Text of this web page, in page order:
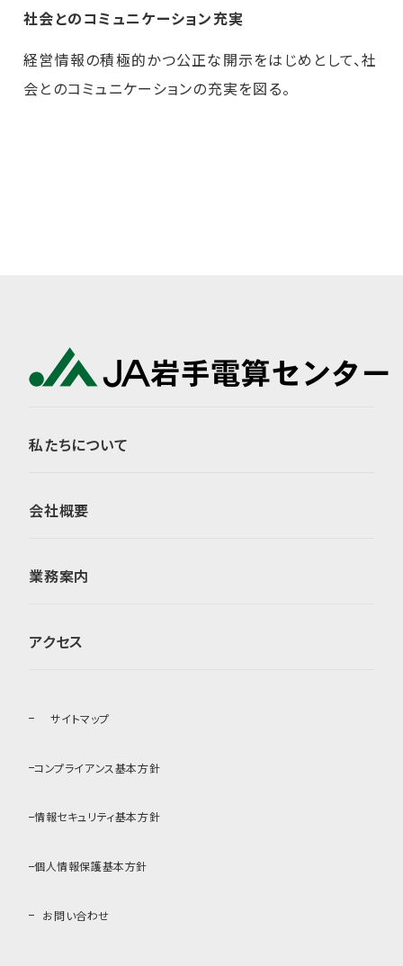
社会とのコミュニケーション充実
経営情報の積極的かつ公正な開示をはじめとして、社
会とのコミュニケーションの充実を図る。
私たちについて
会社概要
業務案内
アクセス
サイトマップ
コンプライアンス基本方針
情報セキュリティ基本方針
個人情報保護基本方針
お問い合わせ